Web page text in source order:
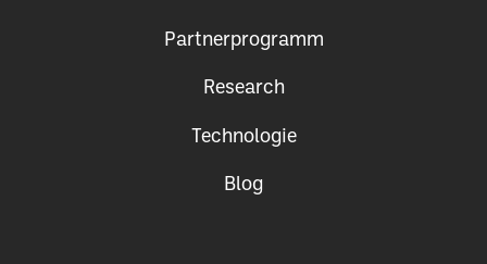
Partnerprogramm
Research
Technologie
Blog